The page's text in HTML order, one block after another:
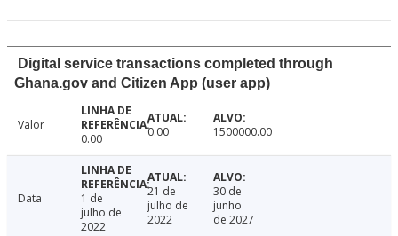
Digital service transactions completed through
Ghana.gov and Citizen App (user app)
Valor
0.00
0.00 1500000.00
Data
1 de
julho de
2022
21 de
julho de
2022
30 de
junho
de 2027